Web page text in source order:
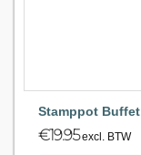
Stamppot Buffet
€19.95excl. BTW